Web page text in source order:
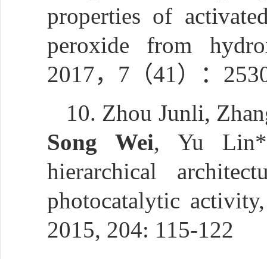
properties of
peroxide from
2017，7（41）：
10. Zhou Junli,
Song Wei, Yu Lin*.
hierarchical
photocatalytic
2015, 204: 115-122